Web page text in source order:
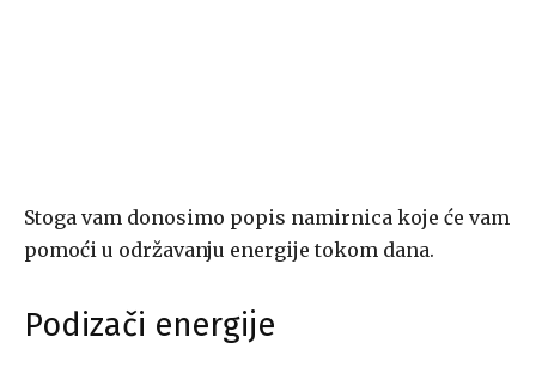
Stoga vam donosimo popis namirnica koje će vam
pomoći u održavanju energije tokom dana.
Podizači energije